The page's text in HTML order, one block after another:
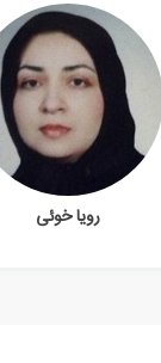
رویا خوئی